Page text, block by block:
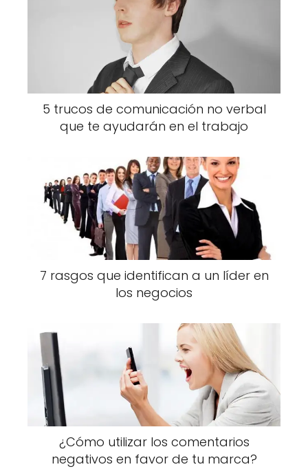
5 trucos de comunicación no verbal
que te ayudarán en el trabajo
7 rasgos que identifican a un líder en
los negocios
¿Cómo utilizar los comentarios
negativos en favor de tu marca?